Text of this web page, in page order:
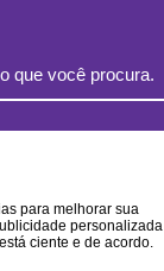
para melhorar sua
personalizada
ciente e de acordo.